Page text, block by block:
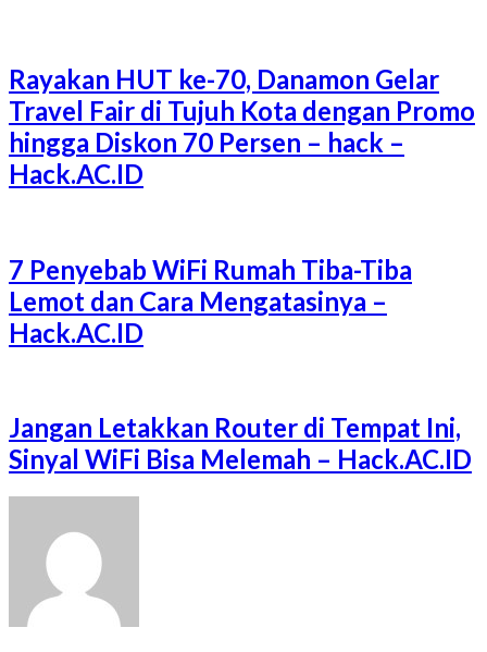
Rayakan HUT ke-70, Danamon Gelar
Travel Fair di Tujuh Kota dengan Promo
hingga Diskon 70 Persen – hack –
Hack.AC.ID
7 Penyebab WiFi Rumah Tiba-Tiba
Lemot dan Cara Mengatasinya –
Hack.AC.ID
Jangan Letakkan Router di Tempat Ini,
Sinyal WiFi Bisa Melemah – Hack.AC.ID